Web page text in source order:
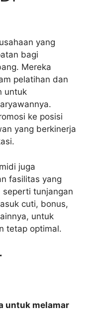
yang
bagi
Mereka
pelatihan dan
untuk
ke posisi
yang berkinerja
juga
fasilitas yang
seperti tunjangan
cuti, bonus,
untuk
tetap optimal.
untuk melamar